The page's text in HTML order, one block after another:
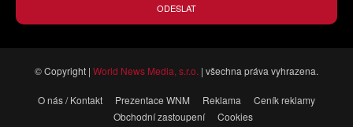
ODESLAT
© Copyright | World News Media, s.r.o. | všechna práva vyhrazena.
O nás / Kontakt Prezentace WNM Reklama
Ceník reklamy
Obchodní zastoupení
Cookies